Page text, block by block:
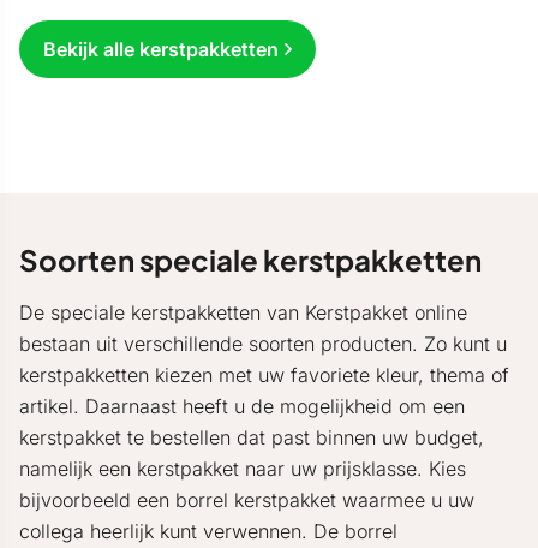
Bekijk alle kerstpakketten
Soorten speciale kerstpakketten
De speciale kerstpakketten van Kerstpakket online
bestaan uit verschillende soorten producten. Zo kunt u
kerstpakketten kiezen met uw favoriete kleur, thema of
artikel. Daarnaast heeft u de mogelijkheid om een
kerstpakket te bestellen dat past binnen uw budget,
namelijk een kerstpakket naar uw prijsklasse. Kies
bijvoorbeeld een borrel kerstpakket waarmee u uw
collega heerlijk kunt verwennen. De borrel